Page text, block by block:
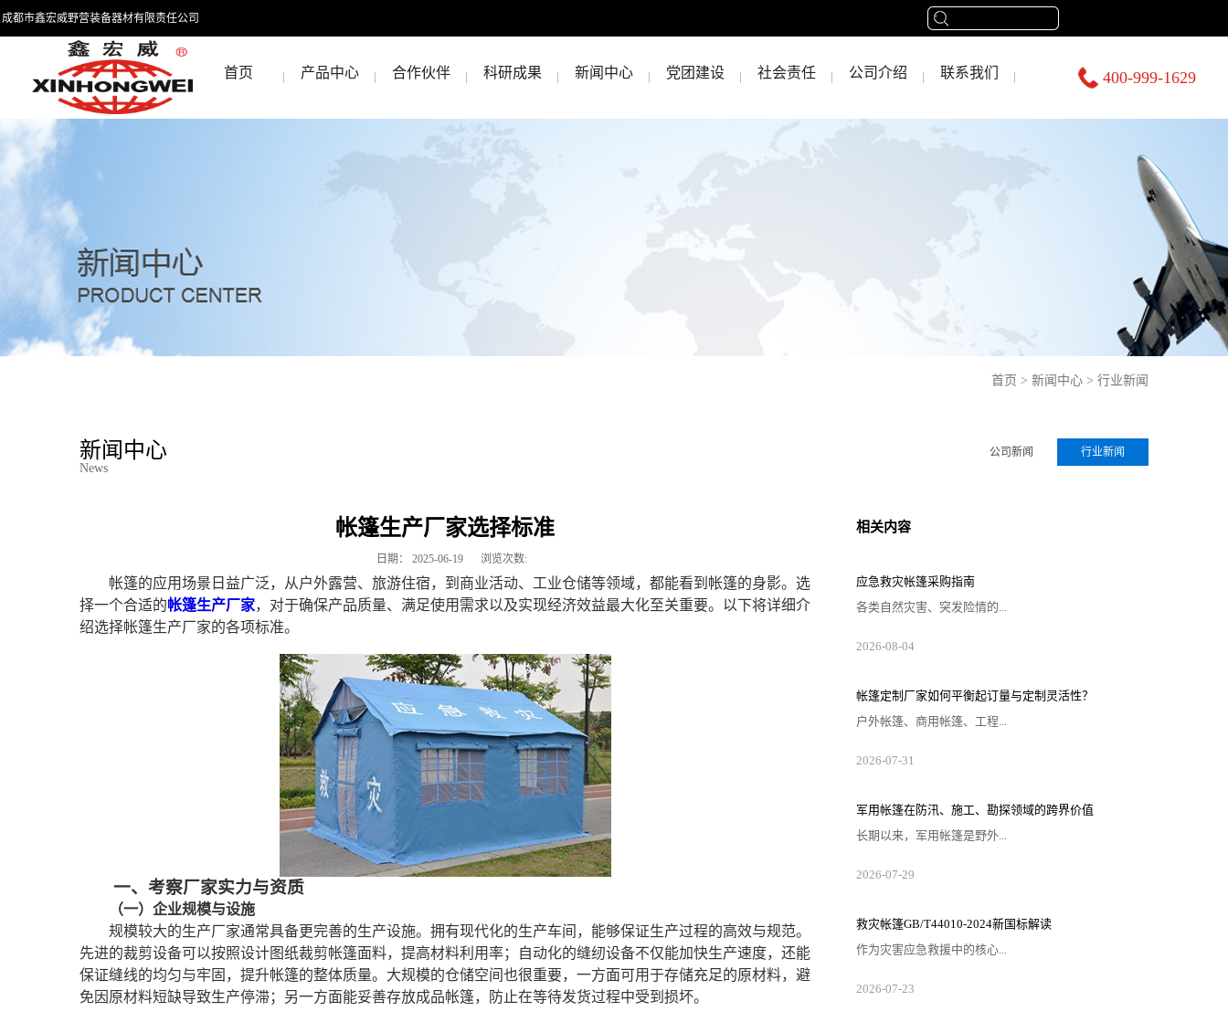
成都市鑫宏威野营装备器材有限责任公司
首页 产品中心 合作伙伴 科研成果 新闻中心 党团建设 社会责任 公司介绍 联系我们 400-999-1629
首页 > 新闻中心 > 行业新闻
新闻中心
News
公司新闻 行业新闻
帐篷生产厂家选择标准
日期： 2025-06-19 浏览次数:
帐篷的应用场景日益广泛，从户外露营、旅游住宿，到商业活动、工业仓储等领域，都能看到帐篷的身影。选
择一个合适的帐篷生产厂家，对于确保产品质量、满足使用需求以及实现经济效益最大化至关重要。以下将详细介
绍选择帐篷生产厂家的各项标准。
一、考察厂家实力与资质
（一）企业规模与设施
规模较大的生产厂家通常具备更完善的生产设施。拥有现代化的生产车间，能够保证生产过程的高效与规范。
先进的裁剪设备可以按照设计图纸裁剪帐篷面料，提高材料利用率；自动化的缝纫设备不仅能加快生产速度，还能
保证缝线的均匀与牢固，提升帐篷的整体质量。大规模的仓储空间也很重要，一方面可用于存储充足的原材料，避
免因原材料短缺导致生产停滞；另一方面能妥善存放成品帐篷，防止在等待发货过程中受到损坏。
相关内容
应急救灾帐篷采购指南
各类自然灾害、突发险情的...
2026-08-04
帐篷定制厂家如何平衡起订量与定制灵活性？
户外帐篷、商用帐篷、工程...
2026-07-31
军用帐篷在防汛、施工、勘探领域的跨界价值
长期以来，军用帐篷是野外...
2026-07-29
救灾帐篷GB/T44010-2024新国标解读
作为灾害应急救援中的核心...
2026-07-23